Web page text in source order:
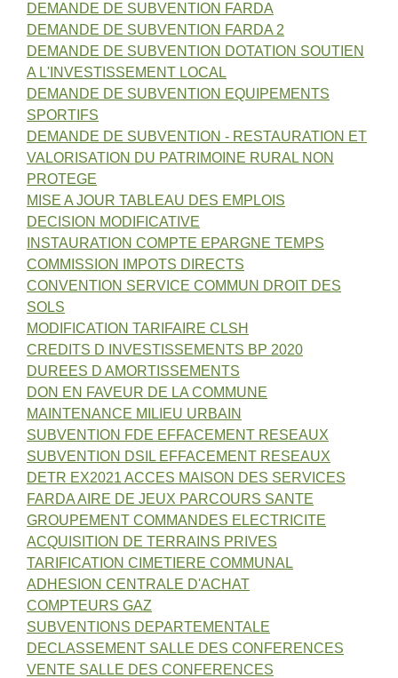
DEMANDE DE SUBVENTION FARDA
DEMANDE DE SUBVENTION FARDA 2
DEMANDE DE SUBVENTION DOTATION SOUTIEN
A L'INVESTISSEMENT LOCAL
DEMANDE DE SUBVENTION EQUIPEMENTS
SPORTIFS
DEMANDE DE SUBVENTION - RESTAURATION ET
VALORISATION DU PATRIMOINE RURAL NON
PROTEGE
MISE A JOUR TABLEAU DES EMPLOIS
DECISION MODIFICATIVE
INSTAURATION COMPTE EPARGNE TEMPS
COMMISSION IMPOTS DIRECTS
CONVENTION SERVICE COMMUN DROIT DES
SOLS
MODIFICATION TARIFAIRE CLSH
CREDITS D INVESTISSEMENTS BP 2020
DUREES D AMORTISSEMENTS
DON EN FAVEUR DE LA COMMUNE
MAINTENANCE MILIEU URBAIN
SUBVENTION FDE EFFACEMENT RESEAUX
SUBVENTION DSIL EFFACEMENT RESEAUX
DETR EX2021 ACCES MAISON DES SERVICES
FARDA AIRE DE JEUX PARCOURS SANTE
GROUPEMENT COMMANDES ELECTRICITE
ACQUISITION DE TERRAINS PRIVES
TARIFICATION CIMETIERE COMMUNAL
ADHESION CENTRALE D'ACHAT
COMPTEURS GAZ
SUBVENTIONS DEPARTEMENTALE
DECLASSEMENT SALLE DES CONFERENCES
VENTE SALLE DES CONFERENCES